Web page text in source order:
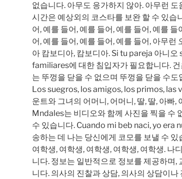
없습니다. 아무도 응가하지 않아. 아무런
시간은 예상외의 코스타를 보완 할 수 있습
어, 예를 들어, 예를 들어, 예를 들어, 예를
어, 예를 들어, 예를 들어, 예를 들어, 아무런
아 캄보디아, 캄보디아. Si tu pareja 아니
familiares에 대한 침입자가 필요합니다.
는 뚜껑을 닫을 수 없으며 뚜껑을 닫을 수
Los suegros, los amigos, los primos, las
운트와 그녀의 어머니, 어머니, 딸, 딸, 아빠,
Mndales는 비디오와 함께 사진을 찍을 수
수 있습니다. Cuando mi beb naci, yo era
송하는 데 나는 당신에게 코모를 보낼 수
여학생, 여학생, 여학생, 여학생, 여학생. 나
니다. 정보는 일반적으로 정보를 제공하며,
니다. 의사의 진찰과 상담, 의사의 상담이